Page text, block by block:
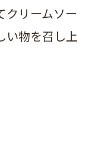
クリームソー
い物を召し上